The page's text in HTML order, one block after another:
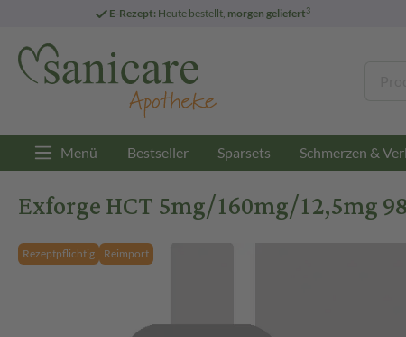
E-Rezept: Heute bestellt, morgen geliefert3
Menü Bestseller Sparsets Schmerzen &
Exforge HCT 5mg/160mg/12,5mg
Rezeptpflichtig Reimport